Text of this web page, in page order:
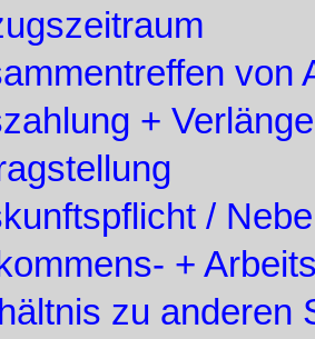
von
+
/
+
zu anderen